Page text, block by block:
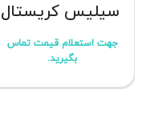
سیلیس
جهت استعلام قیمت تماس
بگیرید.